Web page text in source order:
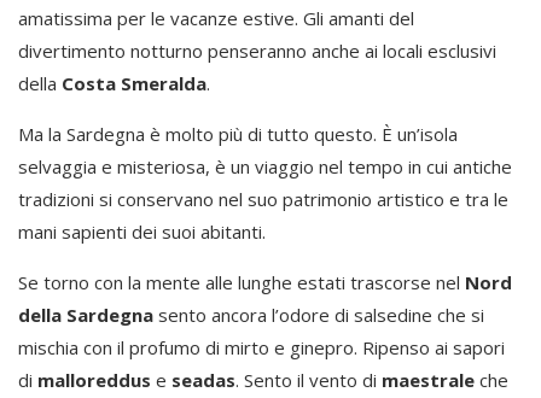
amatissima per le vacanze estive. Gli amanti del
divertimento notturno penseranno anche ai locali esclusivi
della Costa Smeralda.
Ma la Sardegna è molto più di tutto questo. È un’isola
selvaggia e misteriosa, è un viaggio nel tempo in cui antiche
tradizioni si conservano nel suo patrimonio artistico e tra le
mani sapienti dei suoi abitanti.
Se torno con la mente alle lunghe estati trascorse nel Nord
della Sardegna sento ancora l’odore di salsedine che si
mischia con il profumo di mirto e ginepro. Ripenso ai sapori
di malloreddus e seadas. Sento il vento di maestrale che